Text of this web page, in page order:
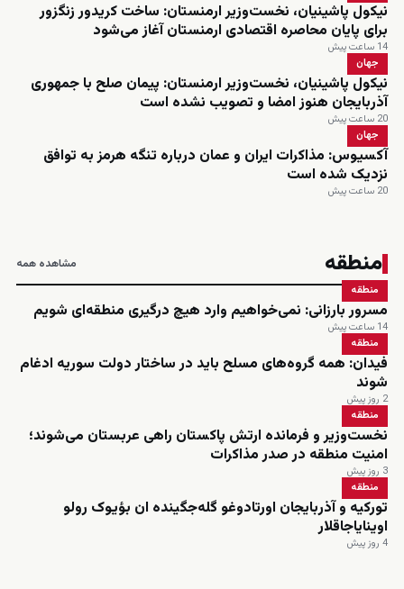
نیکول پاشینیان، نخست‌وزیر ارمنستان: ساخت کریدور زنگزور
برای پایان محاصره اقتصادی ارمنستان آغاز می‌شود
14 ساعت پیش
جهان
نیکول پاشینیان، نخست‌وزیر ارمنستان: پیمان صلح با جمهوری
آذربایجان هنوز امضا و تصویب نشده است
20 ساعت پیش
جهان
آکسیوس: مذاکرات ایران و عمان درباره تنگه هرمز به توافق
نزدیک شده است
20 ساعت پیش
منطقه مشاهده همه
منطقه
مسرور بارزانی: نمی‌خواهیم وارد هیچ درگیری منطقه‌ای شویم
14 ساعت پیش
منطقه
فیدان: همه گروه‌های مسلح باید در ساختار دولت سوریه ادغام
شوند
2 روز پیش
منطقه
نخست‌وزیر و فرمانده ارتش پاکستان راهی عربستان می‌شوند؛
امنیت منطقه در صدر مذاکرات
3 روز پیش
منطقه
تورکیه و آذربایجان اورتادوغو گله‌جگینده ان بؤیوک رولو
اوینایاجاقلار
4 روز پیش